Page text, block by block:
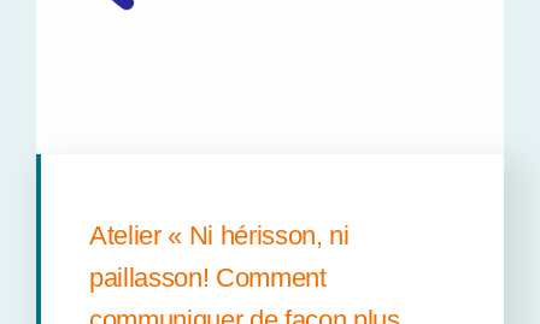
Atelier « Ni hérisson, ni
paillasson! Comment